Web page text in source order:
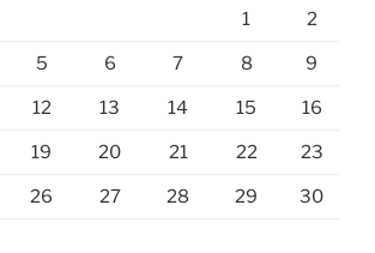
1 2
5 6 7 8 9
12 13 14 15 16
19 20 21 22 23
26 27 28 29 30